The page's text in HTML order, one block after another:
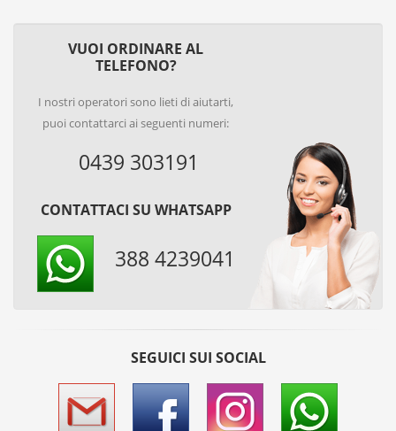
VUOI ORDINARE AL
TELEFONO?
I nostri operatori sono lieti di aiutarti,
puoi contattarci ai seguenti numeri:
0439 303191
CONTATTACI SU WHATSAPP
388 4239041
SEGUICI SUI SOCIAL